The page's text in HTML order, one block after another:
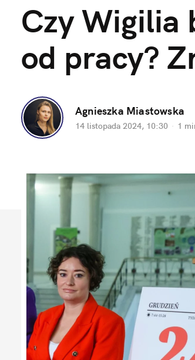
Czy Wigilia
od pracy?
Agnieszka Miastowska
14 listopada 2024, 10:30 · 1